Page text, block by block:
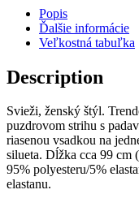
Popis
Ďalšie informácie
Veľkostná tabuľka
Description
Svieži, ženský štýl.
puzdrovom strihu s
riasenou vsadkou na
silueta. Dĺžka cca 99
95% polyesteru/5%
elastanu.